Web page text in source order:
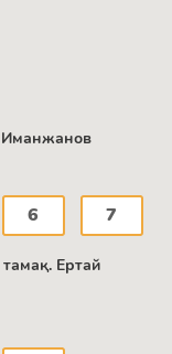
6 7
тамақ. Ертай